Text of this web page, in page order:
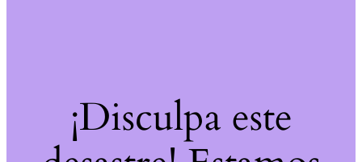
¡Disculpa este